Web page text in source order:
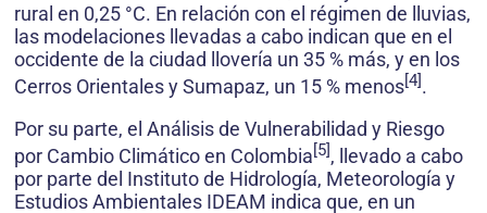
rural en 0,25 °C. En relación con el régimen de lluvias,
las modelaciones llevadas a cabo indican que en el
occidente de la ciudad llovería un 35 % más, y en los
Cerros Orientales y Sumapaz, un 15 % menos[4].
Por su parte, el Análisis de Vulnerabilidad y Riesgo
por Cambio Climático en Colombia[5], llevado a cabo
por parte del Instituto de Hidrología, Meteorología y
Estudios Ambientales IDEAM indica que, en un